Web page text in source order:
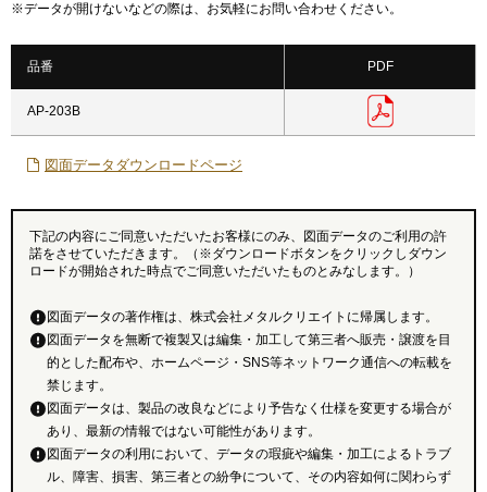
※データが開けないなどの際は、お気軽にお問い合わせください。
品番 PDF
AP-203B
図面データダウンロードページ
下記の内容にご同意いただいたお客様にのみ、図面データのご利用の許
諾をさせていただきます。（※ダウンロードボタンをクリックしダウン
ロードが開始された時点でご同意いただいたものとみなします。）
図面データの著作権は、株式会社メタルクリエイトに帰属します。
図面データを無断で複製又は編集・加工して第三者へ販売・譲渡を目
的とした配布や、ホームページ・SNS等ネットワーク通信への転載を
禁じます。
図面データは、製品の改良などにより予告なく仕様を変更する場合が
あり、最新の情報ではない可能性があります。
図面データの利用において、データの瑕疵や編集・加工によるトラブ
ル、障害、損害、第三者との紛争について、その内容如何に関わらず